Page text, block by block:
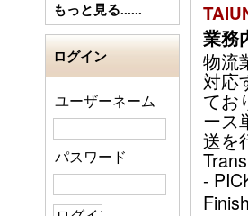
もっと見る......
ログイン
ユーザーネーム
パスワード
業務
物流
対応
てお
ース
送を
-